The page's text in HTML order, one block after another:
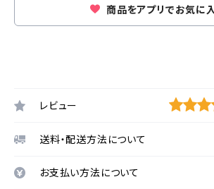
商品をアプリでお気に
レビュー
送料・配送方法について
お支払い方法について